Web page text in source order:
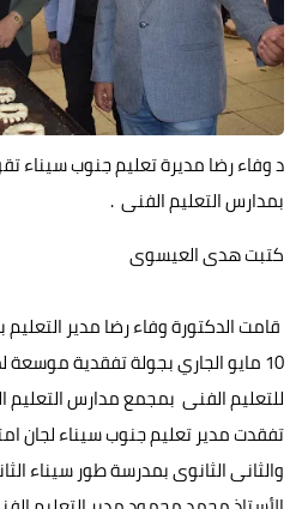
د وفاء رضا مديرة تعليم جنوب سيناء
بمدارس التعليم الفنى .
كتبت هدى العيسوى
قامت الدكتورة وفاء رضا مدير التعليم
10 مايو الجاري بجولة تفقدية موسعة
للتعليم الفنى بمجمع مدارس التعليم
تفقدت مدير تعليم جنوب سيناء لجان
والثانى الثانوى بمدرسة طور سيناء